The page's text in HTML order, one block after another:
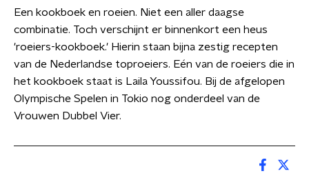
Een kookboek en roeien. Niet een aller daagse
combinatie. Toch verschijnt er binnenkort een heus
'roeiers-kookboek.' Hierin staan bijna zestig recepten
van de Nederlandse toproeiers. Eén van de roeiers die in
het kookboek staat is Laila Youssifou. Bij de afgelopen
Olympische Spelen in Tokio nog onderdeel van de
Vrouwen Dubbel Vier.